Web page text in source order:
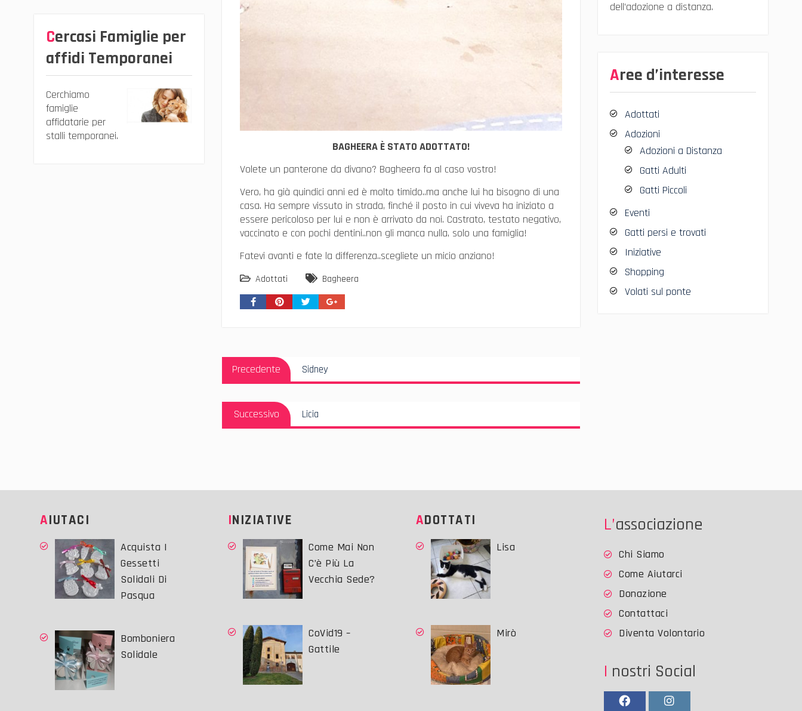
BAGHEERA È STATO ADOTTATO!
Volete un panterone da divano? Bagheera fa al caso vostro!
Vero, ha già quindici anni ed è molto timido..ma anche lui ha bisogno di una
casa. Ha sempre vissuto in strada, finché il posto in cui viveva ha iniziato a
essere pericoloso per lui e non è arrivato da noi. Castrato, testato negativo,
vaccinato e con pochi dentini..non gli manca nulla, solo una famiglia!
Fatevi avanti e fate la differenza..scegliete un micio anziano!
Adottati Bagheera
Navigazione
articoli
Precedente
Articolo
Precedente:
Sidney
Successivo
Articolo
Successivo:
Licia
dell’adozione a distanza.
Aree d’interesse
Adottati
Adozioni
Adozioni a Distanza
Gatti Adulti
Gatti Piccoli
Eventi
Gatti persi e trovati
Iniziative
Shopping
Volati sul ponte
Cercasi Famiglie per
affidi Temporanei
Cerchiamo
famiglie
affidatarie per
stalli temporanei.
AIUTACI
Acquista I
Gessetti
Solidali Di
Pasqua
Bomboniera
Solidale
INIZIATIVE
Come Mai Non
C’è Più La
Vecchia Sede?
CoVid19 –
Gattile
ADOTTATI
Lisa
Mirò
L’associazione
Chi Siamo
Come Aiutarci
Donazione
Contattaci
Diventa Volontario
I nostri Social